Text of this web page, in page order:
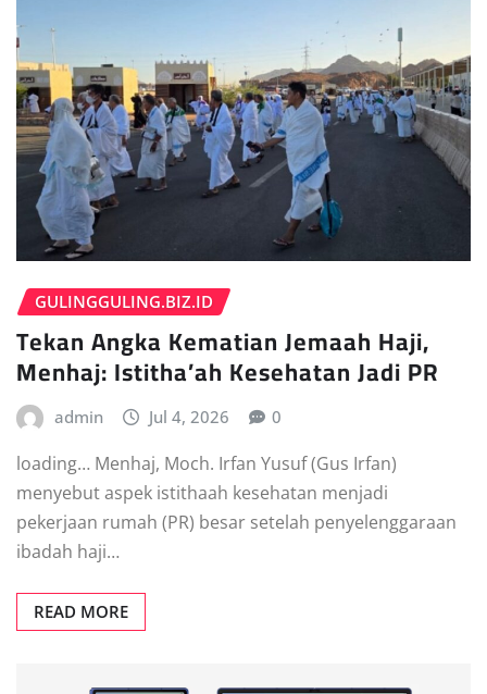
GULINGGULING.BIZ.ID
Tekan Angka Kematian Jemaah Haji,
Menhaj: Istitha’ah Kesehatan Jadi PR
admin Jul 4, 2026 0
loading… Menhaj, Moch. Irfan Yusuf (Gus Irfan)
menyebut aspek istithaah kesehatan menjadi
pekerjaan rumah (PR) besar setelah penyelenggaraan
ibadah haji…
READ MORE